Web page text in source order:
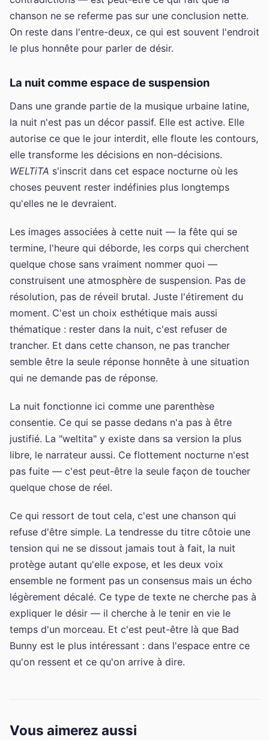
chanson ne se referme pas sur une conclusion nette.
On reste dans l'entre-deux, ce qui est souvent l'endroit
le plus honnête pour parler de désir.
La nuit comme espace de suspension
Dans une grande partie de la musique urbaine latine,
la nuit n'est pas un décor passif. Elle est active. Elle
autorise ce que le jour interdit, elle floute les contours,
elle transforme les décisions en non-décisions.
WELTiTA s'inscrit dans cet espace nocturne où les
choses peuvent rester indéfinies plus longtemps
qu'elles ne le devraient.
Les images associées à cette nuit — la fête qui se
termine, l'heure qui déborde, les corps qui cherchent
quelque chose sans vraiment nommer quoi —
construisent une atmosphère de suspension. Pas de
résolution, pas de réveil brutal. Juste l'étirement du
moment. C'est un choix esthétique mais aussi
thématique : rester dans la nuit, c'est refuser de
trancher. Et dans cette chanson, ne pas trancher
semble être la seule réponse honnête à une situation
qui ne demande pas de réponse.
La nuit fonctionne ici comme une parenthèse
consentie. Ce qui se passe dedans n'a pas à être
justifié. La "weltita" y existe dans sa version la plus
libre, le narrateur aussi. Ce flottement nocturne n'est
pas fuite — c'est peut-être la seule façon de toucher
quelque chose de réel.
Ce qui ressort de tout cela, c'est une chanson qui
refuse d'être simple. La tendresse du titre côtoie une
tension qui ne se dissout jamais tout à fait, la nuit
protège autant qu'elle expose, et les deux voix
ensemble ne forment pas un consensus mais un écho
légèrement décalé. Ce type de texte ne cherche pas à
expliquer le désir — il cherche à le tenir en vie le
temps d'un morceau. Et c'est peut-être là que Bad
Bunny est le plus intéressant : dans l'espace entre ce
qu'on ressent et ce qu'on arrive à dire.
Vous aimerez aussi